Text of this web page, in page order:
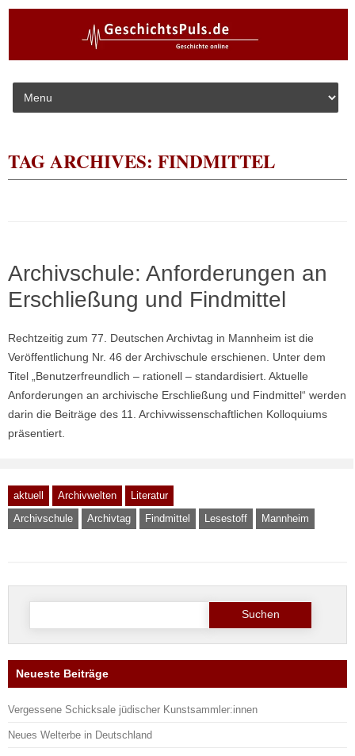
Skip to content
TAG ARCHIVES: FINDMITTEL
Archivschule: Anforderungen an
Erschließung und Findmittel
Rechtzeitig zum 77. Deutschen Archivtag in Mannheim ist die
Veröffentlichung Nr. 46 der Archivschule erschienen. Unter dem
Titel „Benutzerfreundlich – rationell – standardisiert. Aktuelle
Anforderungen an archivische Erschließung und Findmittel“ werden
darin die Beiträge des 11. Archivwissenschaftlichen Kolloquiums
präsentiert.
aktuell Archivwelten
Literatur
Archivschule
Archivtag Findmittel Lesestoff Mannheim
Suche
Neueste Beiträge
Vergessene Schicksale jüdischer Kunstsammler:innen
Neues Welterbe in Deutschland